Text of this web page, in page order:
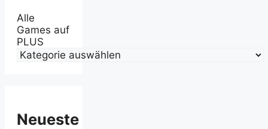
Alle
Games auf
PLUS
Neueste